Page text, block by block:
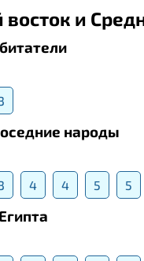
и
народы
4 4 5 5